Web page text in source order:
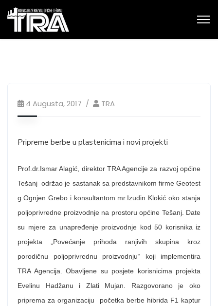
4 Augusta, 2017 TRA
Pripreme berbe u plastenicima i novi projekti
Prof.dr.Ismar Alagić, direktor TRA Agencije za razvoj općine
Tešanj održao je sastanak sa predstavnikom firme Geotest
g.Ognjen Grebo i konsultantom mr.Izudin Klokić oko stanja
poljoprivredne proizvodnje na prostoru općine Tešanj. Date
su mjere za unapređenje proizvodnje kod 50 korisnika iz
projekta „Povećanje prihoda ranjivih skupina kroz
porodičnu poljoprivrednu proizvodnju“ koji implementira
TRA Agencija. Obavljene su posjete korisnicima projekta
Evelinu Hadžanu i Zlati Mujan. Razgovorano je oko
priprema za organizaciju početka berbe hibrida F1 kaptur